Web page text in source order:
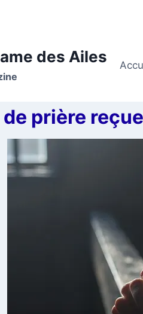
des Ailes
prière